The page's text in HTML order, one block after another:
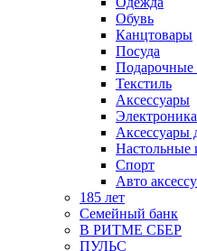
Обувь
Канцтовары
Посуда
Подарочные
Текстиль
Аксессуары
Электроника
Аксессуары
Настольные
Спорт
Авто
185 лет
Семейный банк
В РИТМЕ СБЕР
ПУЛЬС